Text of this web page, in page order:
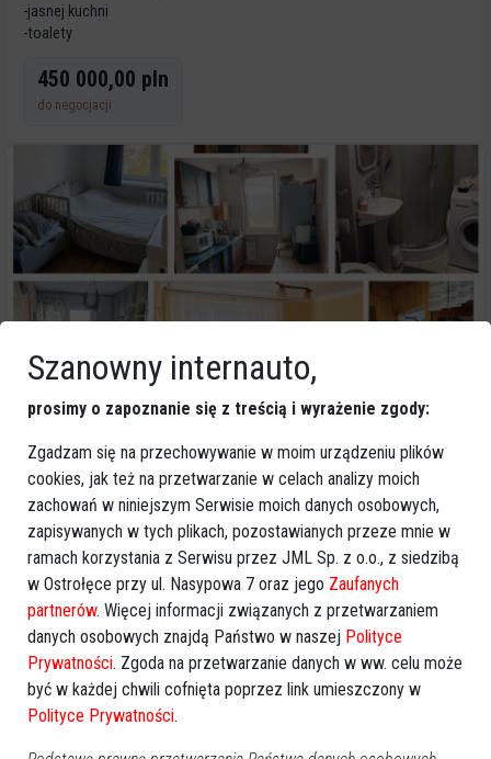
-jasnej kuchni
-toalety
-4 pokoji
-obszerny korytarz
450 000,00 pln
do negocjacji
Dodano: 11:09, 19-07-2026 Nieruchomości»Mieszkania
Hallera
Na sprzedaż funkcjonalne, 3-pokojowe mieszkanie o powierzchni 48
m², położone na 3. piętrze w kameralnym, 4-piętrowym bloku bez
windy przy ul. Hallera.
Mieszkanie jest dwustronne, bardzo słoneczne i dobrze doświetlone
przez cały dzień. Składa się z tr
310 000,00 pln
do negocjacji
Szanowny internauto,
prosimy o zapoznanie się z treścią i wyrażenie zgody:
Zgadzam się na przechowywanie w moim urządzeniu plików
cookies, jak też na przetwarzanie w celach analizy moich
zachowań w niniejszym Serwisie moich danych osobowych,
zapisywanych w tych plikach, pozostawianych przeze mnie w
ramach korzystania z Serwisu przez JML Sp. z o.o., z siedzibą
w Ostrołęce przy ul. Nasypowa 7 oraz jego Zaufanych
partnerów. Więcej informacji związanych z przetwarzaniem
danych osobowych znajdą Państwo w naszej Polityce
Prywatności. Zgoda na przetwarzanie danych w ww. celu może
być w każdej chwili cofnięta poprzez link umieszczony w
Polityce Prywatności.